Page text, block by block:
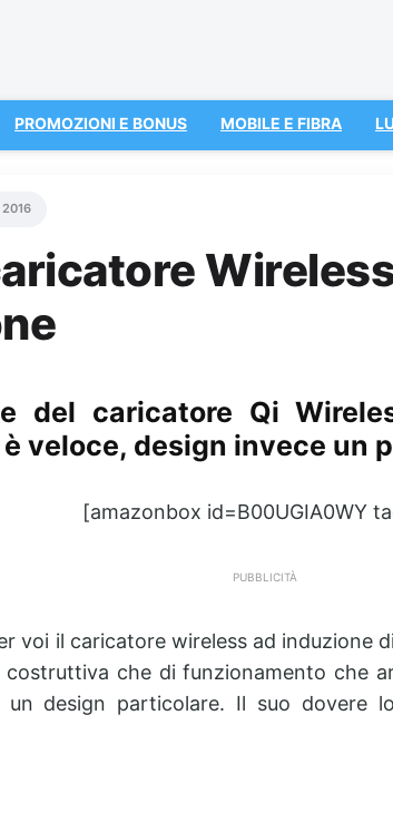
PROMOZIONI E BONUS MOBILE E FIBRA
2016
del caricatore Qi
veloce, design invece un
[amazonbox id=B00UGIA0WY
PUBBLICITÀ
voi il caricatore wireless ad induzione
costruttiva che di funzionamento che
design particolare. Il suo dovere